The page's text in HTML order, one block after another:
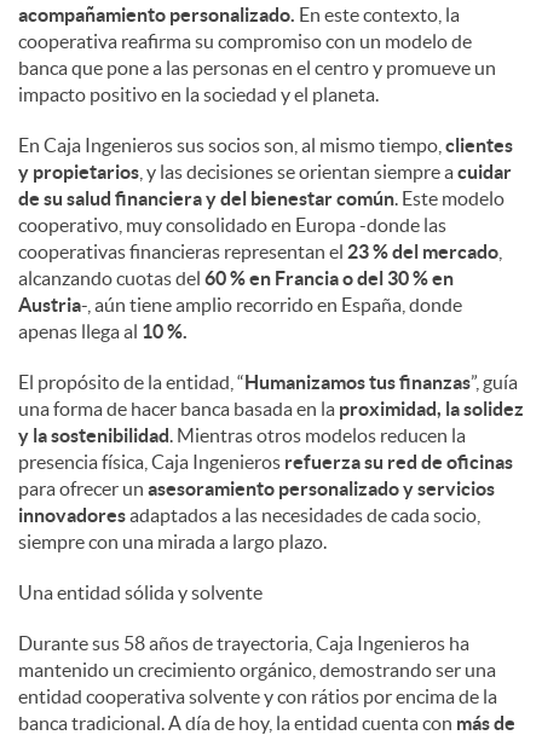
acompañamiento personalizado. En este contexto, la
cooperativa reafirma su compromiso con un modelo de
banca que pone a las personas en el centro y promueve un
impacto positivo en la sociedad y el planeta.
En Caja Ingenieros sus socios son, al mismo tiempo, clientes
y propietarios , y las decisiones se orientan siempre acuidar
de su salud financiera y del bienestar común . Este modelo
cooperativo, muy consolidado en Europa -donde las
cooperativas financieras representan el 23 % del mercado
alcanzando cuotas del 60 % en Francia o del 30 % en
Austria-, aún tiene amplio recorrido en España, donde
apenas llega al 10 %.
El propósito de la entidad, “Humanizamos tus finanzas”, guía
una forma de hacer banca basada en la proximidad, la solidez
y la sostenibilidad . Mientras otros modelos reducen la
presencia física, Caja Ingenieros refuerza su red de oficinas
para ofrecer un asesoramiento personalizado y servicios
innovadoresadaptados a las necesidades de cada socio,
siempre con una mirada a largo plazo.
Una entidad sólida y solvente
Durante sus 58 años de trayectoria, Caja Ingenieros ha
mantenido un crecimiento orgánico, demostrando ser una
entidad cooperativa solvente y con rátios por encima de la
banca tradicional. A día de hoy, la entidad cuenta con más de